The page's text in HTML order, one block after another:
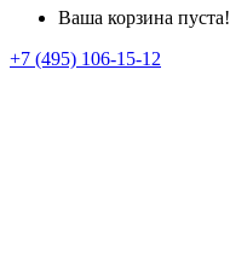
Ваша корзина пуста!
+7 (495) 106-15-12